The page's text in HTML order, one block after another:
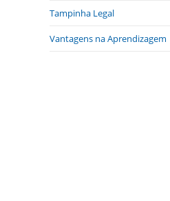
Tampinha Legal
Vantagens na Aprendizagem